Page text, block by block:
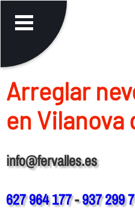
Arreglar
en Vilanova
info@fervalles.es
627 964 177-937 299